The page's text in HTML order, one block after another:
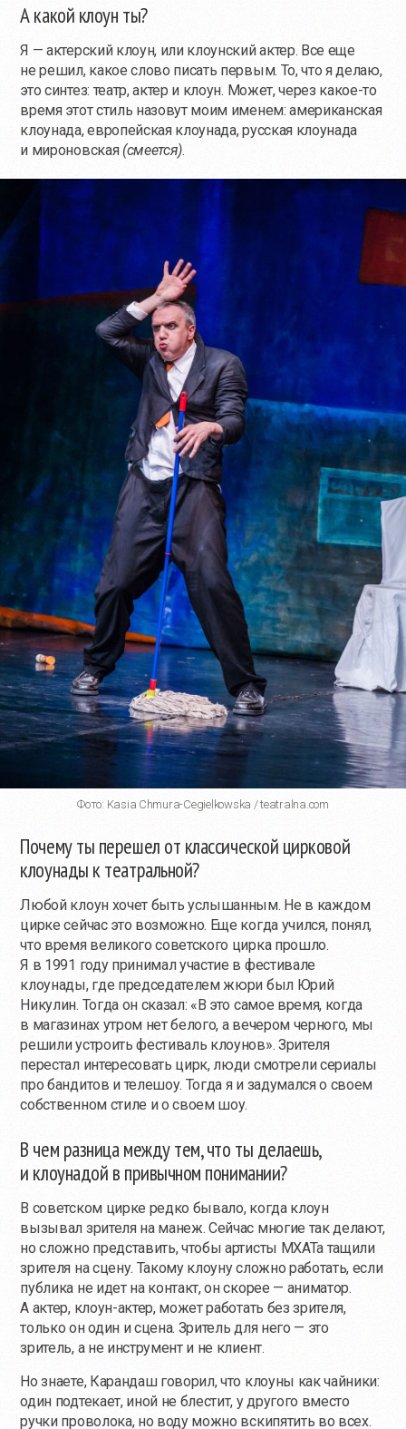
А какой клоун ты?
Я — актерский клоун, или клоунский актер. Все еще
не решил, какое слово писать первым. То, что я делаю,
это синтез: театр, актер и клоун. Может, через какое-то
время этот стиль назовут моим именем: американская
клоунада, европейская клоунада, русская клоунада
и мироновская(смеется).
Фото: Kasia Chmura-Cegielkowska / teatralna.com
Почему ты перешел от классической цирковой
клоунады к театральной?
Любой клоун хочет быть услышанным. Не в каждом
цирке сейчас это возможно. Еще когда учился, понял,
что время великого советского цирка прошло.
Я в 1991 году принимал участие в фестивале
клоунады, где председателем жюри был Юрий
Никулин. Тогда он сказал: «В это самое время, когда
в магазинах утром нет белого, а вечером черного, мы
решили устроить фестиваль клоунов». Зрителя
перестал интересовать цирк, люди смотрели сериалы
про бандитов и телешоу. Тогда я и задумался о своем
собственном стиле и о своем шоу.
В чем разница между тем, что ты делаешь,
и клоунадой в привычном понимании?
В советском цирке редко бывало, когда клоун
вызывал зрителя на манеж. Сейчас многие так делают,
но сложно представить, чтобы артисты МХАТа тащили
зрителя на сцену. Такому клоуну сложно работать, если
публика не идет на контакт, он скорее — аниматор.
А актер, клоун-актер, может работать без зрителя,
только он один и сцена. Зритель для него — это
зритель, а не инструмент и не клиент.
Но знаете, Карандаш говорил, что клоуны как чайники:
один подтекает, иной не блестит, у другого вместо
ручки проволока, но воду можно вскипятить во всех.